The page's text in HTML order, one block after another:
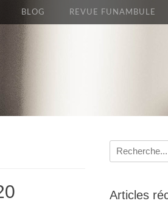
BLOG REVUE FUNAMBULE
Recherche
pour
Articles